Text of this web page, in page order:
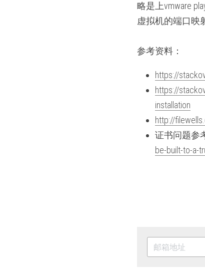
略是上vmware
虚拟机的端口映
参考资料：
https://
https://
installation
http://
证书问题参
be-built-to-a-